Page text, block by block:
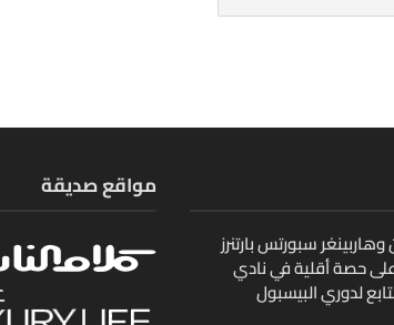
مواقع صديقة
سبورتس بارتنرز
حصة أقلية في نادي
لدوري البيسبول